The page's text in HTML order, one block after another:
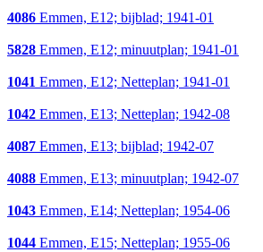
4086 Emmen, E12; bijblad; 1941-01
5828 Emmen, E12; minuutplan; 1941-01
1041 Emmen, E12; Netteplan; 1941-01
1042 Emmen, E13; Netteplan; 1942-08
4087 Emmen, E13; bijblad; 1942-07
4088 Emmen, E13; minuutplan; 1942-07
1043 Emmen, E14; Netteplan; 1954-06
1044 Emmen, E15; Netteplan; 1955-06